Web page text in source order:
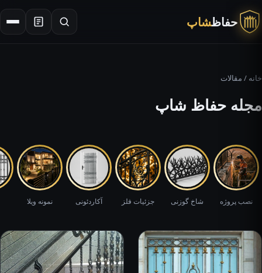
حفاظشاپ
خانه / مقالات
مجله حفاظ شاپ
نصب پروژه شاخ گوزنی جزئیات فلز آکاردئونی نمونه ویلا